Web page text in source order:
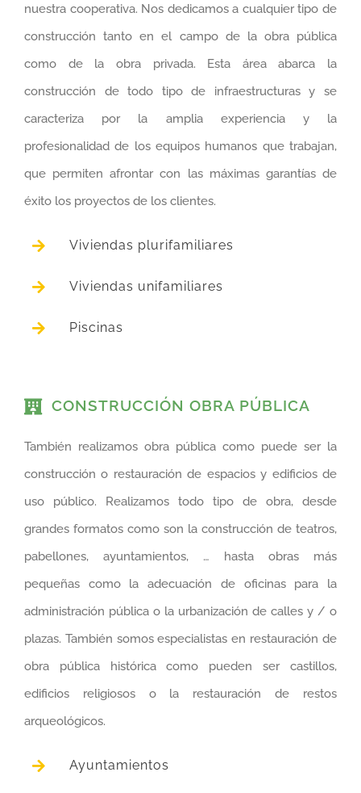
nuestra cooperativa. Nos dedicamos a cualquier tipo de
construcción tanto en el campo de la obra pública
como de la obra privada. Esta área abarca la
construcción de todo tipo de infraestructuras y se
caracteriza por la amplia experiencia y la
profesionalidad de los equipos humanos que trabajan,
que permiten afrontar con las máximas garantías de
éxito los proyectos de los clientes.
Viviendas plurifamiliares
Viviendas unifamiliares
Piscinas
CONSTRUCCIÓN OBRA PÚBLICA
También realizamos obra pública como puede ser la
construcción o restauración de espacios y edificios de
uso público. Realizamos todo tipo de obra, desde
grandes formatos como son la construcción de teatros,
pabellones, ayuntamientos, … hasta obras más
pequeñas como la adecuación de oficinas para la
administración pública o la urbanización de calles y / o
plazas. También somos especialistas en restauración de
obra pública histórica como pueden ser castillos,
edificios religiosos o la restauración de restos
arqueológicos.
Ayuntamientos